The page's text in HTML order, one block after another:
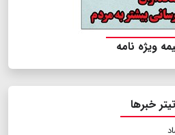
ویژه نامه
تیتر خبرها